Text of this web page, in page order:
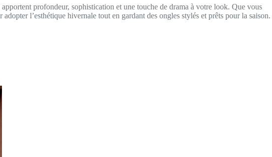
profondeur, sophistication et une touche de drama à votre look. Que vous
l’esthétique hivernale tout en gardant des ongles stylés et prêts pour la saison.